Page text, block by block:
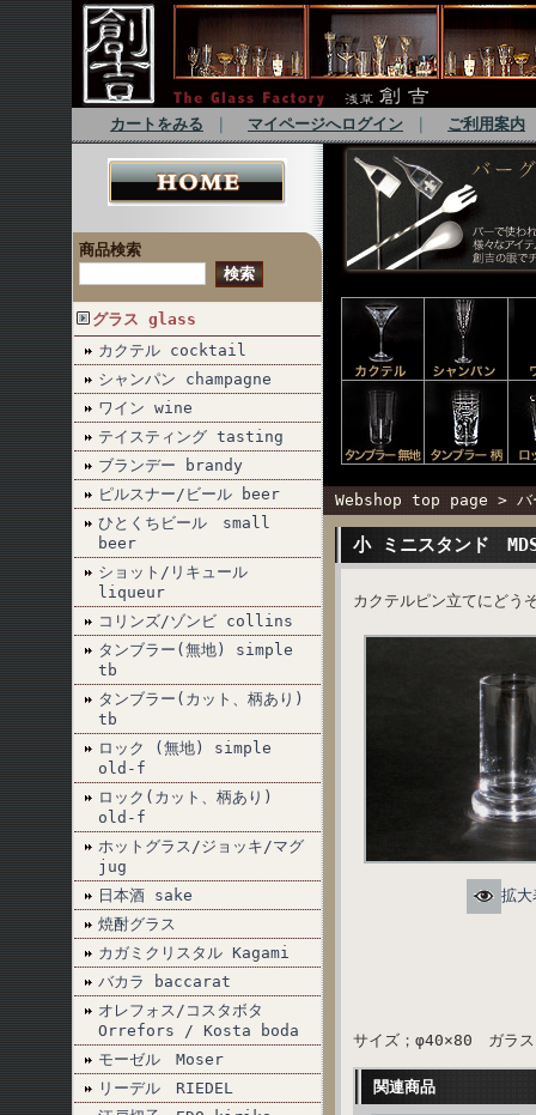
カートをみる マイページへログイン ご利用案内
商品検索
グラス glass
カクテル cocktail
シャンパン champagne
ワイン wine
テイスティング tasting
ブランデー brandy
ピルスナー/ビール beer
ひとくちビール small
beer
ショット/リキュール
liqueur
コリンズ/ゾンビ collins
タンブラー(無地) simple
tb
タンブラー(カット、柄あり)
tb
ロック (無地) simple
old-f
ロック(カット、柄あり)
old-f
ホットグラス/ジョッキ/マグ
jug
日本酒 sake
焼酎グラス
カガミクリスタル Kagami
バカラ baccarat
オレフォス/コスタボタ
Orrefors / Kosta boda
モーゼル Moser
リーデル RIEDEL
Webshop top page >
小 ミニスタンド
カクテルピン立てにどう
拡大
サイズ；φ40×80 ガラス
関連商品